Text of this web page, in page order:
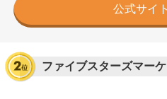
公式サイ
ファイブスターズマー